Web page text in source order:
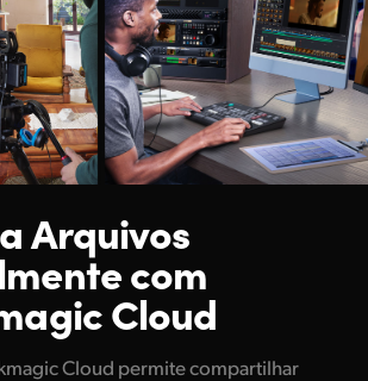
Arquivos
com
Cloud
Cloud permite compartilhar